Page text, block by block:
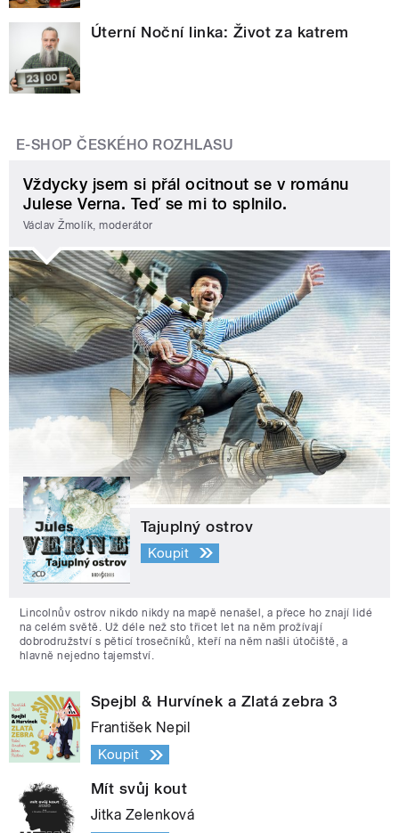
Úterní Noční linka: Život za katrem
E-SHOP ČESKÉHO ROZHLASU
Vždycky jsem si přál ocitnout se v románu
Julese Verna. Teď se mi to splnilo.
Václav Žmolík, moderátor
Tajuplný ostrov
Koupit
Lincolnův ostrov nikdo nikdy na mapě nenašel, a přece ho znají lidé
na celém světě. Už déle než sto třicet let na něm prožívají
dobrodružství s pěticí trosečníků, kteří na něm našli útočiště, a
hlavně nejedno tajemství.
Spejbl & Hurvínek a Zlatá zebra 3
František Nepil
Koupit
Mít svůj kout
Jitka Zelenková